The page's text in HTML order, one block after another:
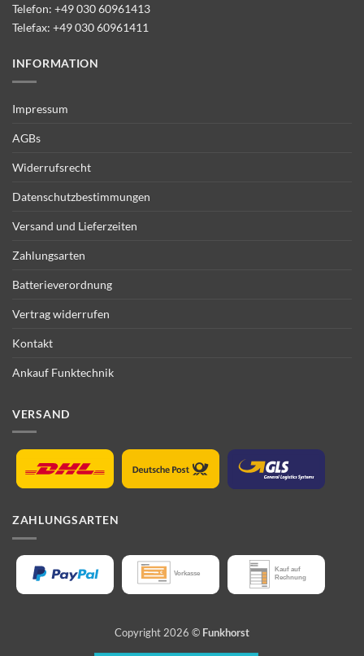
Telefon: +49 030 60961413
Telefax: +49 030 60961411
INFORMATION
Impressum
AGBs
Widerrufsrecht
Datenschutzbestimmungen
Versand und Lieferzeiten
Zahlungsarten
Batterieverordnung
Vertrag widerrufen
Kontakt
Ankauf Funktechnik
VERSAND
ZAHLUNGSARTEN
Copyright 2026 © Funkhorst